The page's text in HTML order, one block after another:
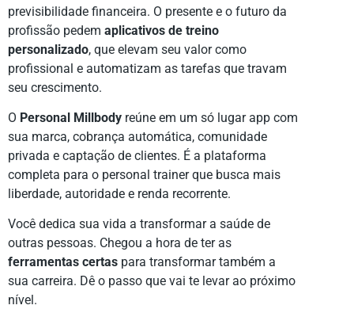
previsibilidade financeira. O presente e o futuro da
profissão pedem aplicativos de treino
personalizado, que elevam seu valor como
profissional e automatizam as tarefas que travam
seu crescimento.
O Personal Millbody reúne em um só lugar app com
sua marca, cobrança automática, comunidade
privada e captação de clientes. É a plataforma
completa para o personal trainer que busca mais
liberdade, autoridade e renda recorrente.
Você dedica sua vida a transformar a saúde de
outras pessoas. Chegou a hora de ter as
ferramentas certas para transformar também a
sua carreira. Dê o passo que vai te levar ao próximo
nível.